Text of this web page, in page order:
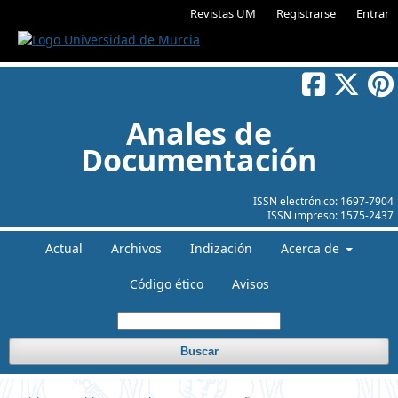
Revistas UM Registrarse Entrar
ISSN electrónico: 1697-7904
ISSN impreso: 1575-2437
Anales de
Documentación
Actual Archivos Indización Acerca de
Código ético Avisos
Buscar